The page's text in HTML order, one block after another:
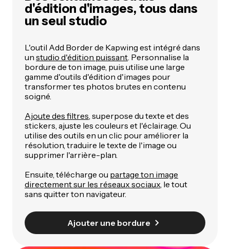
d'édition d'images, tous dans
un seul studio
L'outil Add Border de Kapwing est intégré dans
un studio d'édition puissant . Personnalise la
bordure de ton image, puis utilise une large
gamme d'outils d'édition d'images pour
transformer tes photos brutes en contenu
soigné.
Ajoute des filtres , superpose du texte et des
stickers, ajuste les couleurs et l'éclairage. Ou
utilise des outils en un clic pour améliorer la
résolution, traduire le texte de l'image ou
supprimer l'arrière-plan.
Ensuite, télécharge ou partage ton image
directement sur les réseaux sociaux , le tout
sans quitter ton navigateur.
Ajouter une bordure